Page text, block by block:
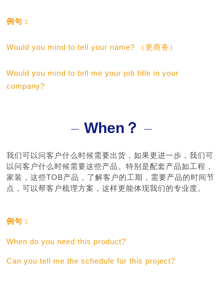
例句：
Would you mind to tell your name? （更商务）
Would you mind to tell me your job title in your
company?
When？
我们可以问客户什么时候需要出货，如果更进一步，我们可
以问客户什么时候需要这些产品。特别是配套产品如工程，
家装，这些TOB产品，了解客户的工期，需要产品的时间节
点，可以帮客户梳理方案，这样更能体现我们的专业度。
例句：
When do you need this product?
Can you tell me the schedule for this project?